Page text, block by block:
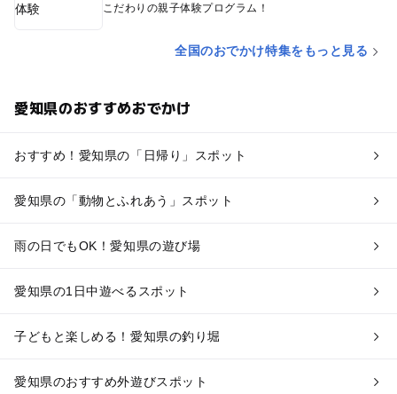
こだわりの親子体験プログラム！
全国のおでかけ特集をもっと見る
愛知県のおすすめおでかけ
おすすめ！愛知県の「日帰り」スポット
愛知県の「動物とふれあう」スポット
雨の日でもOK！愛知県の遊び場
愛知県の1日中遊べるスポット
子どもと楽しめる！愛知県の釣り堀
愛知県のおすすめ外遊びスポット